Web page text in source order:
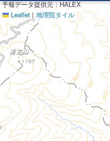
Leaflet | 地理院タイル
予報データ提供元：HALEX